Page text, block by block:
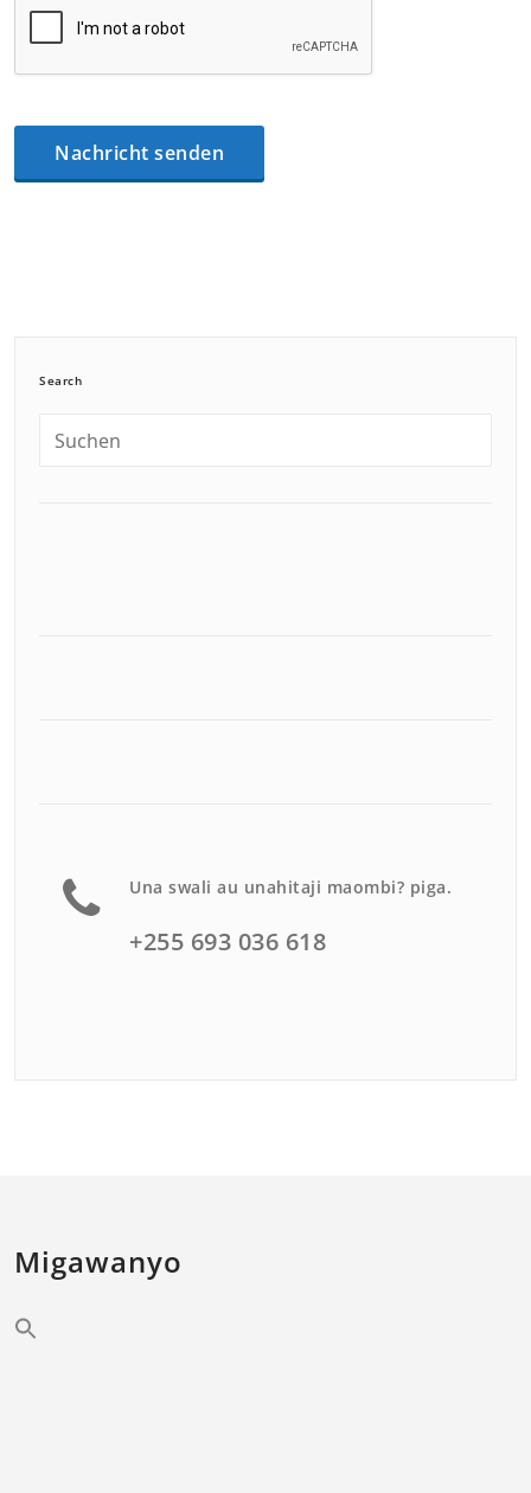
Search
Una swali au unahitaji maombi? piga.
+255 693 036 618
Migawanyo